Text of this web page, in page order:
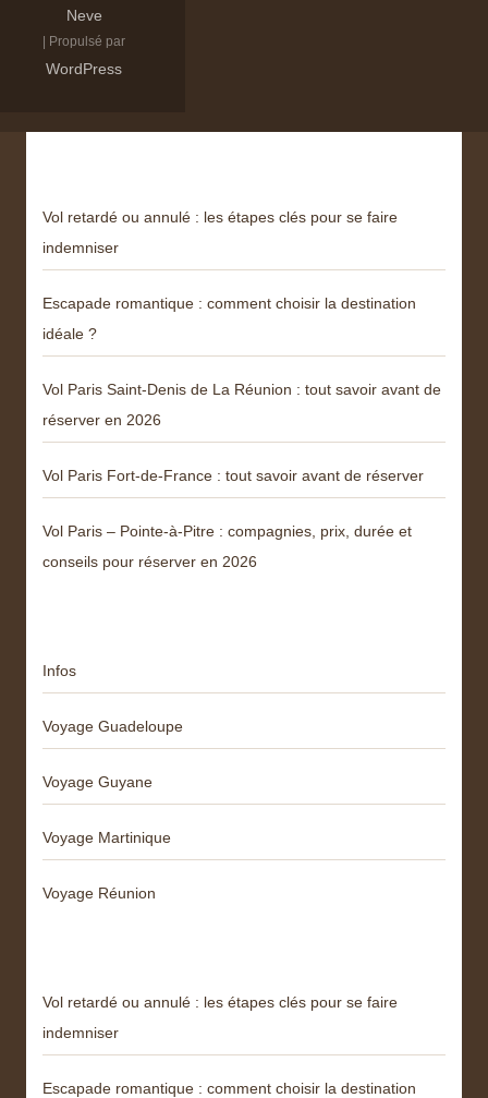
Neve
| Propulsé par
WordPress
Vol retardé ou annulé : les étapes clés pour se faire
indemniser
Escapade romantique : comment choisir la destination
idéale ?
Vol Paris Saint-Denis de La Réunion : tout savoir avant de
réserver en 2026
Vol Paris Fort-de-France : tout savoir avant de réserver
Vol Paris – Pointe-à-Pitre : compagnies, prix, durée et
conseils pour réserver en 2026
Infos
Voyage Guadeloupe
Voyage Guyane
Voyage Martinique
Voyage Réunion
Vol retardé ou annulé : les étapes clés pour se faire
indemniser
Escapade romantique : comment choisir la destination